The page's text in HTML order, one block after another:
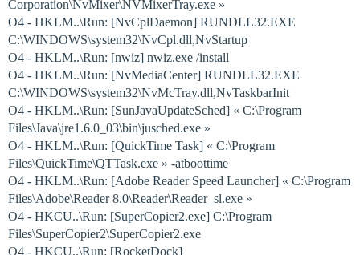
Corporation\NvMixer\NVMixerTray.exe »
O4 - HKLM..\Run: [NvCplDaemon] RUNDLL32.EXE
C:\WINDOWS\system32\NvCpl.dll,NvStartup
O4 - HKLM..\Run: [nwiz] nwiz.exe /install
O4 - HKLM..\Run: [NvMediaCenter] RUNDLL32.EXE
C:\WINDOWS\system32\NvMcTray.dll,NvTaskbarInit
O4 - HKLM..\Run: [SunJavaUpdateSched] « C:\Program
Files\Java\jre1.6.0_03\bin\jusched.exe »
O4 - HKLM..\Run: [QuickTime Task] « C:\Program
Files\QuickTime\QTTask.exe » -atboottime
O4 - HKLM..\Run: [Adobe Reader Speed Launcher] « C:\Program
Files\Adobe\Reader 8.0\Reader\Reader_sl.exe »
O4 - HKCU..\Run: [SuperCopier2.exe] C:\Program
Files\SuperCopier2\SuperCopier2.exe
O4 - HKCU..\Run: [RocketDock]